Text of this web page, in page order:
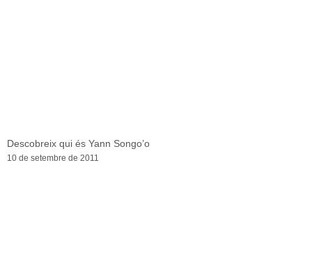
Descobreix qui és Yann Songo’o
10 de setembre de 2011